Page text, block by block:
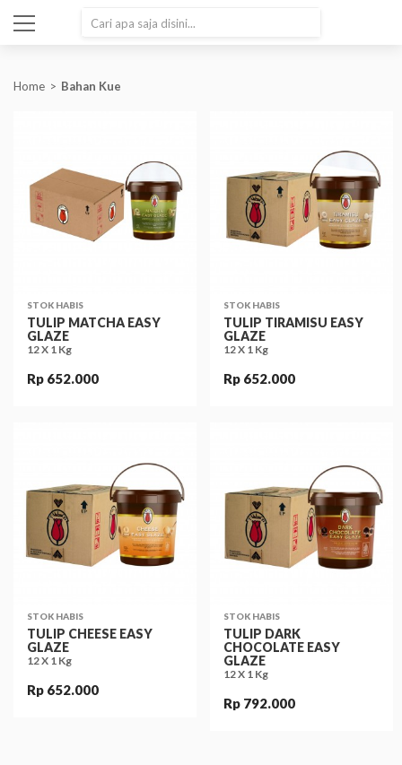
Home Bahan Kue
STOK HABIS
TULIP MATCHA EASY
GLAZE
12 X 1 Kg
Rp 652.000
STOK HABIS
TULIP TIRAMISU EASY
GLAZE
12 X 1 Kg
Rp 652.000
STOK HABIS
TULIP CHEESE EASY
GLAZE
12 X 1 Kg
Rp 652.000
STOK HABIS
TULIP DARK
CHOCOLATE EASY
GLAZE
12 X 1 Kg
Rp 792.000